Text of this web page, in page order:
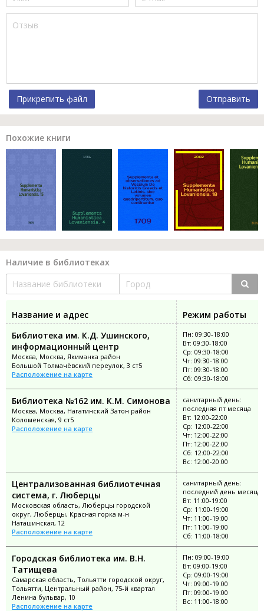
Прикрепить файл Отправить
Похожие книги
Наличие в библиотеках
Название и адрес
Режим работы
Библиотека им. К.Д. Ушинского,
информационный центр
Москва, Москва, Якиманка район
Большой Толмачёвский переулок, 3 ст5
Расположение на карте
Пн: 09:30-18:00
Вт: 09:30-18:00
Ср: 09:30-18:00
Чт: 09:30-18:00
Пт: 09:30-18:00
Сб: 09:30-18:00
Библиотека №162 им. К.М. Симонова
Москва, Москва, Нагатинский Затон район
Коломенская, 9 ст5
Расположение на карте
санитарный день:
последняя пт месяца
Вт: 12:00-22:00
Ср: 12:00-22:00
Чт: 12:00-22:00
Пт: 12:00-22:00
Сб: 12:00-22:00
Вс: 12:00-20:00
Централизованная библиотечная
система, г. Люберцы
Московская область, Люберцы городской
округ, Люберцы, Красная горка м-н
Наташинская, 12
Расположение на карте
санитарный день:
последний день месяца
Вт: 11:00-19:00
Ср: 11:00-19:00
Чт: 11:00-19:00
Пт: 11:00-19:00
Сб: 11:00-18:00
Городская библиотека им. В.Н.
Татищева
Самарская область, Тольятти городской округ,
Тольятти, Центральный район, 75-й квартал
Ленина бульвар, 10
Расположение на карте
Пн: 09:00-19:00
Вт: 09:00-19:00
Ср: 09:00-19:00
Чт: 09:00-19:00
Пт: 09:00-19:00
Вс: 11:00-18:00